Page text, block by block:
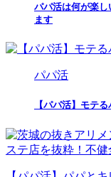
パパ活は何が楽
ます
パパ活
【パパ活】モテ
ステ店を抜粋！不